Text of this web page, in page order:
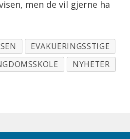
men de vil gjerne ha
EVAKUERINGSSTIGE
NYHETER